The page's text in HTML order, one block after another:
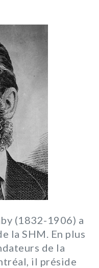
(1832-1906) a
la SHM. En plus
de la
il préside